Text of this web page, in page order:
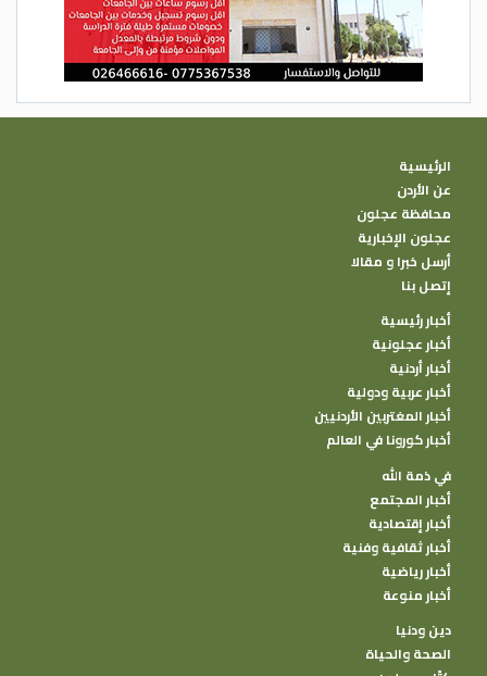
الرئيسية
عن الأردن
محافظة عجلون
عجلون الإخبارية
أرسل خبرا و مقالا
إتصل بنا
أخبار رئيسية
أخبار عجلونية
أخبار أردنية
أخبار عربية ودولية
أخبار المغتربين الأردنيين
أخبار كورونا في العالم
في ذمة الله
أخبار المجتمع
أخبار إقتصادية
أخبار ثقافية وفنية
أخبار رياضية
أخبار منوعة
دين ودنيا
الصحة والحياة